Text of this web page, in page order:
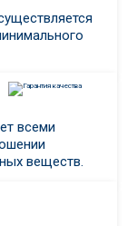
всеми
веществ.